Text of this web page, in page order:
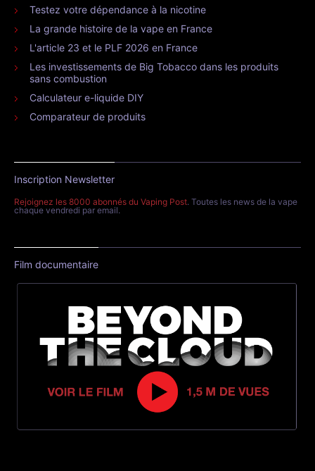
Testez votre dépendance à la nicotine
La grande histoire de la vape en France
L'article 23 et le PLF 2026 en France
Les investissements de Big Tobacco dans les produits
sans combustion
Calculateur e-liquide DIY
Comparateur de produits
Inscription Newsletter
Rejoignez les 8000 abonnés du Vaping Post. Toutes les news de la vape
chaque vendredi par email.
Film documentaire